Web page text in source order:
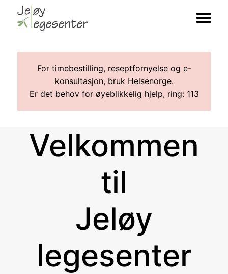
For timebestilling, reseptfornyelse og e-
konsultasjon, bruk Helsenorge.
Er det behov for øyeblikkelig hjelp, ring: 113
Velkommen
til
Jeløy
legesenter